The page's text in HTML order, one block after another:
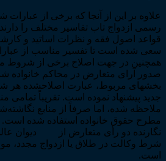
علاوه بر این از آن­جا که برخی از
رسمی ازدواج تاب تفاسیر مختلف را
قواعد اصول فقه و نظرات اساتید و
سعی شده است تا تفسیر مناسب از
همچنین در جهت اصلاح برخی از شروط
صدور آرای متعارض در محاکم خانواده
بخش­های مربوط، عبارت اصلاح­شده هر
جدید پیشنهاد نموده است. تقریباً تمامی
ملاحظه شده، اما صرفاً از منابع
مطرح حقوق خانواده استفاده شده است.
نگارنده دو رأی متعارض از دیوان
شرط وکالت در طلاق یا ازدواج مجدد،
است.